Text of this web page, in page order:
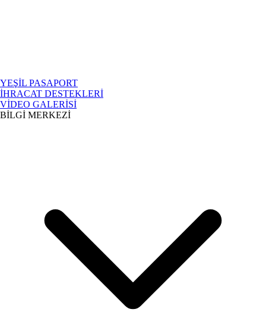
YEŞİL PASAPORT
İHRACAT DESTEKLERİ
VİDEO GALERİSİ
BİLGİ MERKEZİ